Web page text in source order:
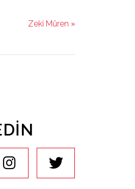
Zeki Müren »
instagram